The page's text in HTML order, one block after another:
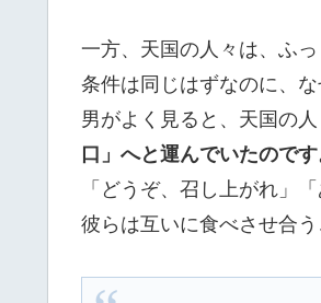
一方、天国の人々は、ふ
条件は同じはずなのに、な
男がよく見ると、天国の
口」へと運んでいたのです
「どうぞ、召し上がれ」
彼らは互いに食べさせ合